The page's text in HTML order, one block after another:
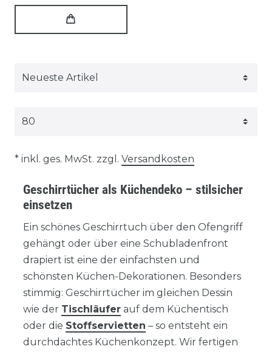
* inkl. ges. MwSt. zzgl. Versandkosten
Geschirrtücher als Küchendeko – stilsicher
einsetzen
Ein schönes Geschirrtuch über den Ofengriff
gehängt oder über eine Schubladenfront
drapiert ist eine der einfachsten und
schönsten Küchen-Dekorationen. Besonders
stimmig: Geschirrtücher im gleichen Dessin
wie der Tischläufer auf dem Küchentisch
oder die Stoffservietten – so entsteht ein
durchdachtes Küchenkonzept. Wir fertigen